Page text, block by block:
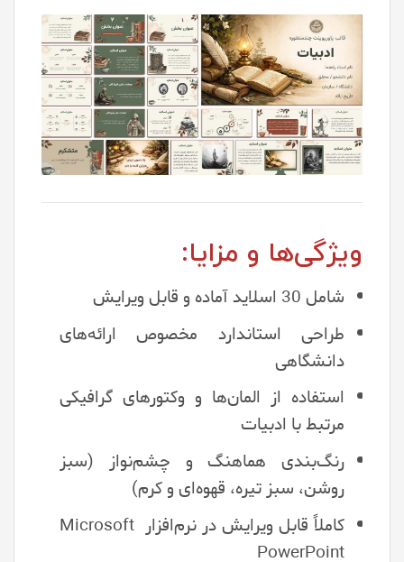
ویژگی‌ها و مزایا:
شامل 30 اسلاید آماده و قابل ویرایش
طراحی استاندارد مخصوص ارائه‌های
دانشگاهی
استفاده از المان‌ها و وکتورهای گرافیکی
مرتبط با ادبیات
رنگ‌بندی هماهنگ و چشم‌نواز (سبز
روشن، سبز تیره، قهوه‌ای و کرم)
کاملاً قابل ویرایش در نرم‌افزار Microsoft
PowerPoint